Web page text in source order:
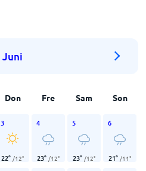
Juni
Don Fre Sam Son
3
22° /12°
4
23° /12°
5
23° /12°
6
21° /11°